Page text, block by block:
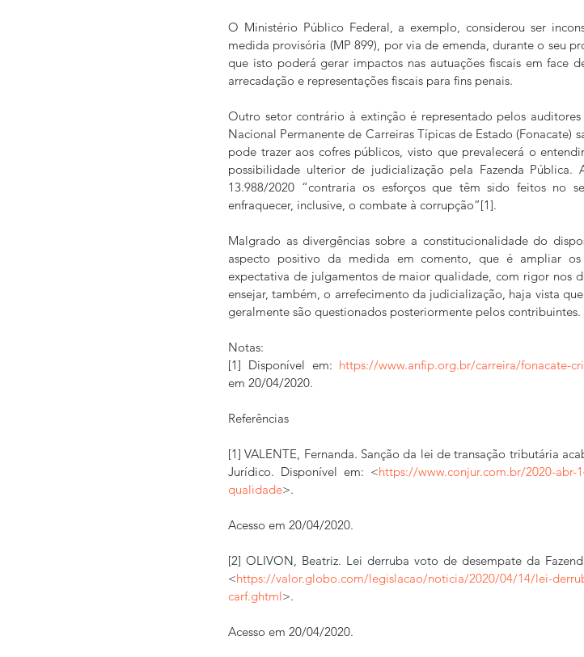
O Ministério Público Federal, a exemplo, considerou ser
medida provisória (MP 899), por via de emenda, durante o seu
que isto poderá gerar impactos nas autuações fiscais em face
arrecadação e representações fiscais para fins penais.
Outro setor contrário à extinção é representado pelos
Nacional Permanente de Carreiras Típicas de Estado
pode trazer aos cofres públicos, visto que prevalecerá o
possibilidade ulterior de judicialização pela Fazenda Pública.
13.988/2020 “contraria os esforços que têm sido feitos no
enfraquecer, inclusive, o combate à corrupção”[1].
Malgrado as divergências sobre a constitucionalidade do
aspecto positivo da medida em comento, que é ampliar
expectativa de julgamentos de maior qualidade, com rigor nos
ensejar, também, o arrefecimento da judicialização, haja vista
geralmente são questionados posteriormente pelos contribuintes.
Notas:
[1] Disponível em: https://www.anfip.org.br/carreira/fonacate-
em 20/04/2020.
Referências
[1] VALENTE, Fernanda. Sanção da lei de transação tributária
Jurídico. Disponível em: <https://www.conjur.com.br/2020-abr-
qualidade>.
Acesso em 20/04/2020.
[2] OLIVON, Beatriz. Lei derruba voto de desempate da
<https://valor.globo.com/legislacao/noticia/2020/04/14/lei-
carf.ghtml>.
Acesso em 20/04/2020.